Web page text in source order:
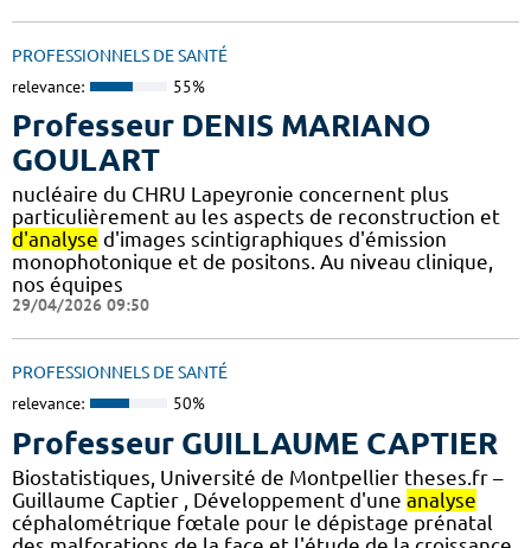
PROFESSIONNELS DE SANTÉ
relevance: 55%
Professeur DENIS MARIANO
GOULART
nucléaire du CHRU Lapeyronie concernent plus
particulièrement au les aspects de reconstruction et
d'analyse d'images scintigraphiques d'émission
monophotonique et de positons. Au niveau clinique,
nos équipes
29/04/2026 09:50
PROFESSIONNELS DE SANTÉ
relevance: 50%
Professeur GUILLAUME CAPTIER
Biostatistiques, Université de Montpellier theses.fr –
Guillaume Captier , Développement d'une analyse
céphalométrique fœtale pour le dépistage prénatal